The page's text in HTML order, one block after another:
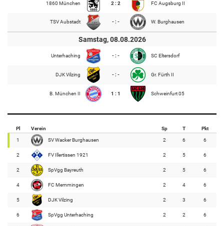
1860 München 2 : 2 FC Augsburg II
TSV Aubstadt - : - W. Burghausen
Samstag, 08.08.2026
Unterhaching - : - SC Eltersdorf
DJK Vilzing - : - Gr. Fürth II
B. München II 1 : 1 Schweinfurt 05
Pl Verein Sp T Pkt
1 SV Wacker Burghausen 2 6 6
2 FV Illertissen 1921 2 5 6
2 SpVgg Bayreuth 2 5 6
4 FC Memmingen 2 4 6
5 DJK Vilzing 2 3 6
6 SpVgg Unterhaching 2 2 6